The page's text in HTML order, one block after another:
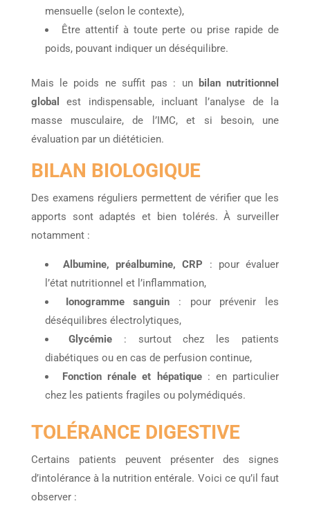
mensuelle (selon le contexte),
Être attentif à toute perte ou prise rapide de
poids, pouvant indiquer un déséquilibre.
Mais le poids ne suffit pas : un bilan nutritionnel
global
est indispensable, incluant l’analyse de la
masse musculaire, de l’IMC, et si besoin, une
évaluation par un diététicien.
BILAN BIOLOGIQUE
Des examens réguliers permettent de vérifier que les
apports sont adaptés et bien tolérés. À surveiller
notamment :
Albumine, préalbumine, CRP : pour évaluer
l’état nutritionnel et l’inflammation,
Ionogramme sanguin : pour prévenir les
déséquilibres électrolytiques,
Glycémie: surtout chez les patients
diabétiques ou en cas de perfusion continue,
Fonction rénale et hépatique: en particulier
chez les patients fragiles ou polymédiqués.
TOLÉRANCE DIGESTIVE
Certains patients peuvent présenter des signes
d’intolérance à la nutrition entérale. Voici ce qu’il faut
observer :